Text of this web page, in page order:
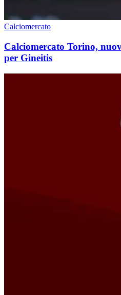
Calciomercato
Calciomercato Torino,
per Gineitis